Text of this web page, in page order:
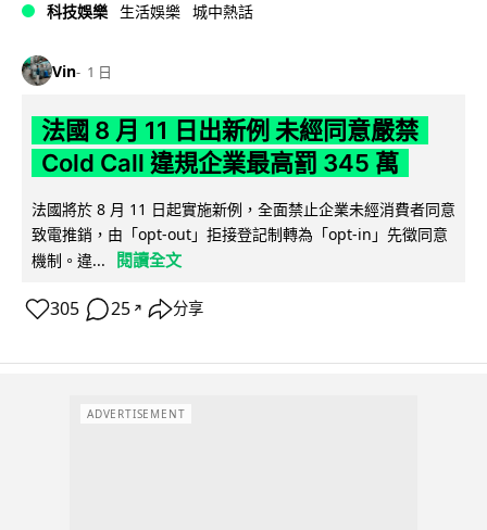
科技娛樂 生活娛樂 城中熱話
Vin 1 日
法國 8 月 11 日出新例 未經同意嚴禁
Cold Call 違規企業最高罰 345 萬
法國將於 8 月 11 日起實施新例，全面禁止企業未經消費者同意
致電推銷，由「opt-out」拒接登記制轉為「opt-in」先徵同意
機制。違...
閱讀全文
305 25 ↗ 分享
ADVERTISEMENT